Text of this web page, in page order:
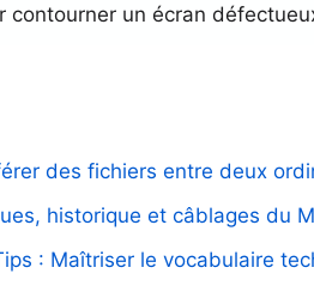
contourner un écran
des fichiers entre deux
historique et câblages du
: Maîtriser le vocabulaire